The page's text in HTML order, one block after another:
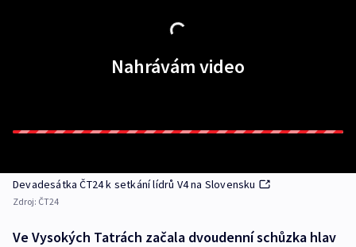
Nahrávám video
Devadesátka ČT24 k setkání lídrů V4 na Slovensku
Zdroj: ČT24
Ve Vysokých Tatrách začala dvoudenní schůzka hlav